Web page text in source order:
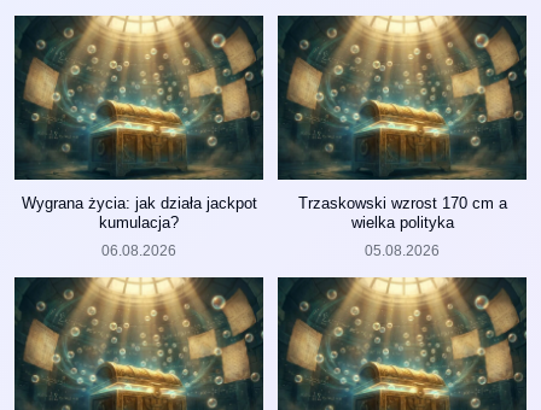
Wygrana życia: jak działa jackpot
kumulacja?
06.08.2026
Trzaskowski wzrost 170 cm a
wielka polityka
05.08.2026